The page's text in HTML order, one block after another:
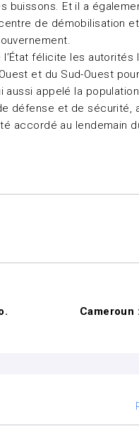
buissons. Et il a
de démobilisation
félicite les
et du Sud-Ouest
aussi appelé la
défense et de sécurité,
accordé au lendemain
Cameroun